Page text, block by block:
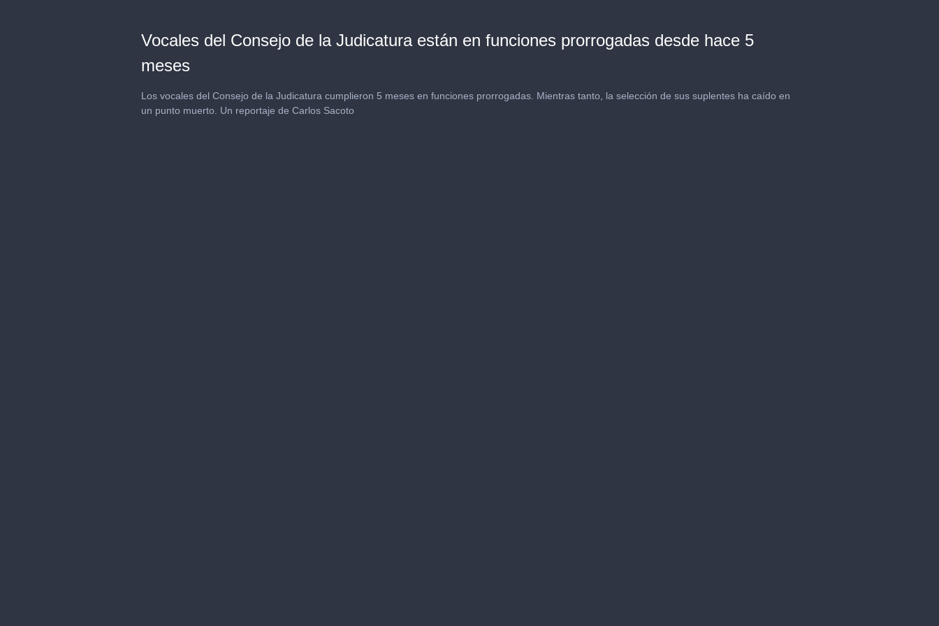
Vocales del Consejo de la Judicatura están en funciones prorrogadas desde hace 5
meses
Los vocales del Consejo de la Judicatura cumplieron 5 meses en funciones prorrogadas. Mientras tanto, la selección de sus suplentes ha caído en
un punto muerto. Un reportaje de Carlos Sacoto